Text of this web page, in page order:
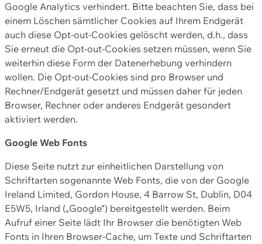
Google Analytics verhindert. Bitte beachten Sie, dass bei
einem Löschen sämtlicher Cookies auf Ihrem Endgerät
auch diese Opt-out-Cookies gelöscht werden, d.h., dass
Sie erneut die Opt-out-Cookies setzen müssen, wenn Sie
weiterhin diese Form der Datenerhebung verhindern
wollen. Die Opt-out-Cookies sind pro Browser und
Rechner/Endgerät gesetzt und müssen daher für jeden
Browser, Rechner oder anderes Endgerät gesondert
aktiviert werden.
Google Web Fonts
Diese Seite nutzt zur einheitlichen Darstellung von
Schriftarten sogenannte Web Fonts, die von der Google
Ireland Limited, Gordon House, 4 Barrow St, Dublin, D04
E5W5, Irland („Google“) bereitgestellt werden. Beim
Aufruf einer Seite lädt Ihr Browser die benötigten Web
Fonts in Ihren Browser-Cache, um Texte und Schriftarten